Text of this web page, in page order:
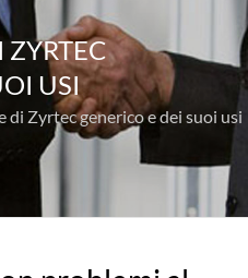
USI
di Zyrtec generico e dei suoi usi